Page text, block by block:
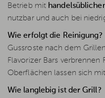
Betrieb mit
nutzbar und auch bei
Wie erfolgt die Reinigung?
Gussroste nach dem
Flavorizer Bars
Oberflächen lassen sich
Wie langlebig ist der Grill?